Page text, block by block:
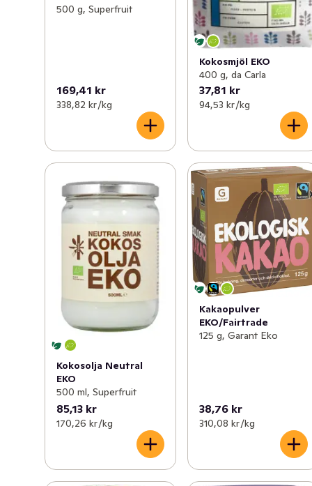
500 g, Superfruit
169,41 kr
338,82 kr /kg
Kokosmjöl EKO
400 g, da Carla
37,81 kr
94,53 kr /kg
Kokosolja Neutral
EKO
500 ml, Superfruit
85,13 kr
170,26 kr /kg
Kakaopulver
EKO/Fairtrade
125 g, Garant Eko
38,76 kr
310,08 kr /kg